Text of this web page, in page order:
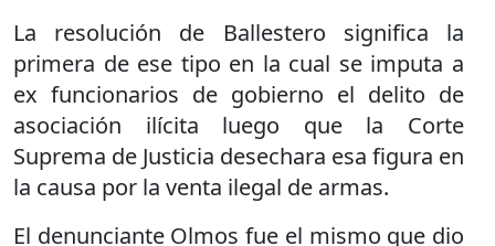
La resolución de Ballestero significa la
primera de ese tipo en la cual se imputa a
ex funcionarios de gobierno el delito de
asociación ilícita luego que la Corte
Suprema de Justicia desechara esa figura en
la causa por la venta ilegal de armas.
El denunciante Olmos fue el mismo que dio